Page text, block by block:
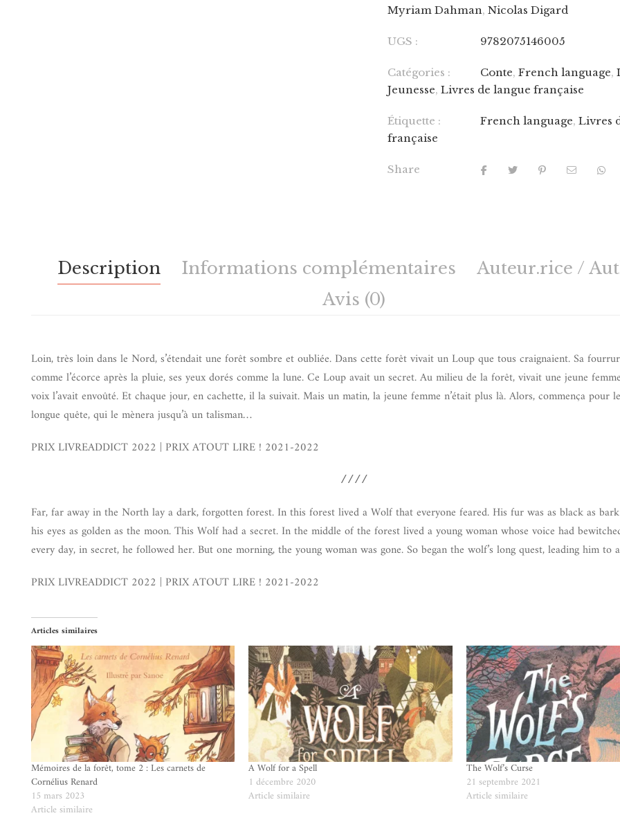
Myriam Dahman,Nicolas Digard
UGS : 9782075146005
Catégories : Conte,French language,
Jeunesse,Livres de langue française
Étiquette : French language,Livres
française
Share
Description Informations complémentaires
Auteur.rice /
Avis (0)
Loin, très loin dans le Nord, s’étendait une forêt sombre et oubliée. Dans cette forêt vivait un Loup que tous craignaient. Sa
comme l’écorce après la pluie, ses yeux dorés comme la lune. Ce Loup avait un secret. Au milieu de la forêt, vivait une jeune
voix l’avait envoûté. Et chaque jour, en cachette, il la suivait. Mais un matin, la jeune femme n’était plus là. Alors, commença pour
longue quête, qui le mènera jusqu’à un talisman…
PRIX LIVREADDICT 2022 | PRIX ATOUT LIRE ! 2021-2022
////
Far, far away in the North lay a dark, forgotten forest. In this forest lived a Wolf that everyone feared. His fur was as black as
his eyes as golden as the moon. This Wolf had a secret. In the middle of the forest lived a young woman whose voice had
every day, in secret, he followed her. But one morning, the young woman was gone. So began the wolf’s long quest, leading him to
PRIX LIVREADDICT 2022 | PRIX ATOUT LIRE ! 2021-2022
Articles similaires
Mémoires de la forêt, tome 2 : Les carnets de
Cornélius Renard
15 mars 2023
Article similaire
A Wolf for a Spell
1 décembre 2020
Article similaire
The Wolf’s Curse
21 septembre 2021
Article similaire